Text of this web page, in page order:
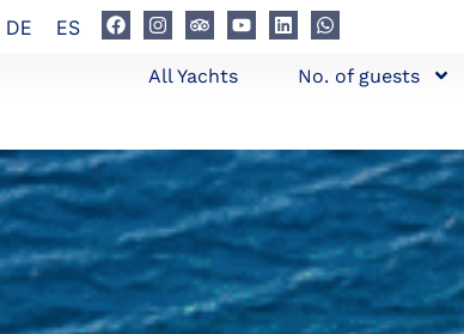
DE ES
All Yachts No. of guests